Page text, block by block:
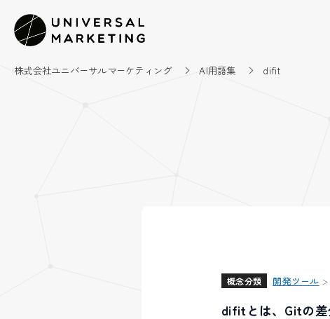
株式会社ユニバーサルマーケティング AI用語集 difit
概念分類 開発ツール >
difitとは、Gitの差